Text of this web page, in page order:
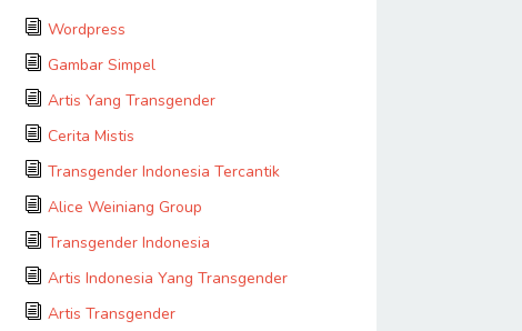
Wordpress
Gambar Simpel
Artis Yang Transgender
Cerita Mistis
Transgender Indonesia Tercantik
Alice Weiniang Group
Transgender Indonesia
Artis Indonesia Yang Transgender
Artis Transgender